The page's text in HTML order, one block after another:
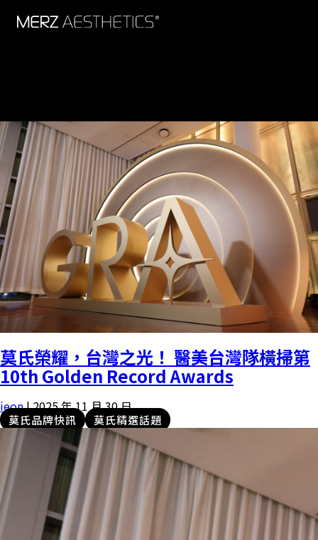
莫氏榮耀，台灣之光！ 醫美台灣隊橫掃第
10th Golden Record Awards
ieon|2025 年 11 月 30 日
莫氏品牌快訊 莫氏精選話題